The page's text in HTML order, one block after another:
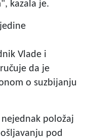
kazala je.
Vlade i
da je
o suzbijanju
položaj
pod